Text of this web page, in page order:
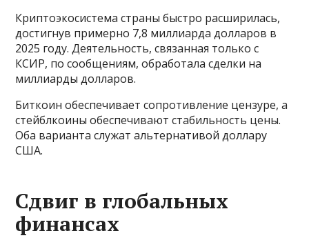
Криптоэкосистема страны быстро расширилась,
достигнув примерно 7,8 миллиарда долларов в
2025 году. Деятельность, связанная только с
КСИР, по сообщениям, обработала сделки на
миллиарды долларов.
Биткоин обеспечивает сопротивление цензуре, а
стейблкоины обеспечивают стабильность цены.
Оба варианта служат альтернативой доллару
США.
Сдвиг в глобальных
финансах